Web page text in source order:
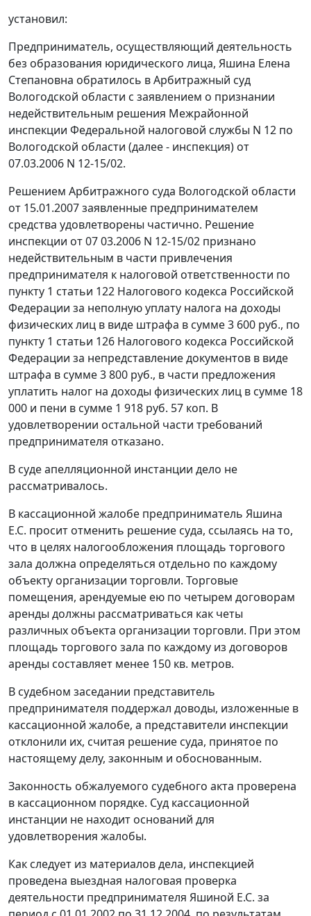
установил:
Предприниматель, осуществляющий деятельность
без образования юридического лица, Яшина Елена
Степановна обратилось в Арбитражный суд
Вологодской области с заявлением о признании
недействительным решения Межрайонной
инспекции Федеральной налоговой службы N 12 по
Вологодской области (далее - инспекция) от
07.03.2006 N 12-15/02.
Решением Арбитражного суда Вологодской области
от 15.01.2007 заявленные предпринимателем
средства удовлетворены частично. Решение
инспекции от 07 03.2006 N 12-15/02 признано
недействительным в части привлечения
предпринимателя к налоговой ответственности по
пункту 1 статьи 122 Налогового кодекса Российской
Федерации за неполную уплату налога на доходы
физических лиц в виде штрафа в сумме 3 600 руб., по
пункту 1 статьи 126 Налогового кодекса Российской
Федерации за непредставление документов в виде
штрафа в сумме 3 800 руб., в части предложения
уплатить налог на доходы физических лиц в сумме 18
000 и пени в сумме 1 918 руб. 57 коп. В
удовлетворении остальной части требований
предпринимателя отказано.
В суде апелляционной инстанции дело не
рассматривалось.
В кассационной жалобе предприниматель Яшина
Е.С. просит отменить решение суда, ссылаясь на то,
что в целях налогообложения площадь торгового
зала должна определяться отдельно по каждому
объекту организации торговли. Торговые
помещения, арендуемые ею по четырем договорам
аренды должны рассматриваться как четы
различных объекта организации торговли. При этом
площадь торгового зала по каждому из договоров
аренды составляет менее 150 кв. метров.
В судебном заседании представитель
предпринимателя поддержал доводы, изложенные в
кассационной жалобе, а представители инспекции
отклонили их, считая решение суда, принятое по
настоящему делу, законным и обоснованным.
Законность обжалуемого судебного акта проверена
в кассационном порядке. Суд кассационной
инстанции не находит оснований для
удовлетворения жалобы.
Как следует из материалов дела, инспекцией
проведена выездная налоговая проверка
деятельности предпринимателя Яшиной Е.С. за